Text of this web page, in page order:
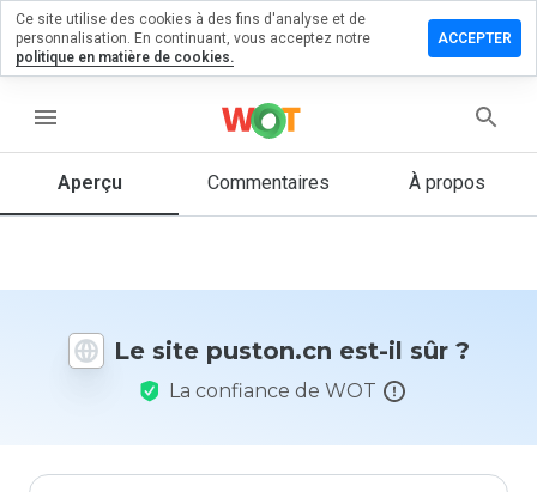
menu
Aperçu Commentaires À propos
Le site puston.cn est-il sûr ?
La confiance de WOT
un
1 et 5
vous à ce
Ce site utilise des cookies à des fins d'analyse et de
personnalisation. En continuant, vous acceptez notre
politique en matière de cookies.
ACCEPTER